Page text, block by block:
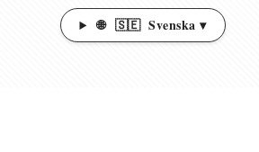
🌐 🇸🇪 Svenska ▾